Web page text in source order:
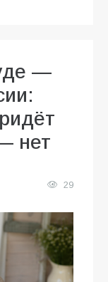
—
нет
29